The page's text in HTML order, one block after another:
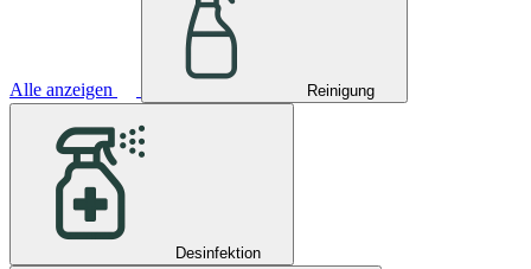
Alle anzeigen Reinigung
Desinfektion